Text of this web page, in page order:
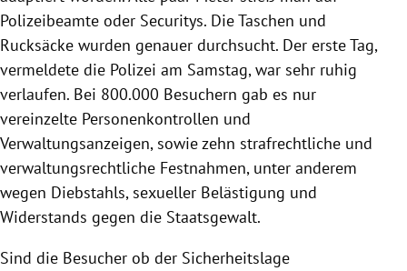
Polizeibeamte oder Securitys. Die Taschen und
Rucksäcke wurden genauer durchsucht. Der erste Tag,
vermeldete die Polizei am Samstag, war sehr ruhig
verlaufen. Bei 800.000 Besuchern gab es nur
vereinzelte Personenkontrollen und
Verwaltungsanzeigen, sowie zehn strafrechtliche und
verwaltungsrechtliche Festnahmen, unter anderem
wegen Diebstahls, sexueller Belästigung und
Widerstands gegen die Staatsgewalt.
Sind die Besucher ob der Sicherheitslage